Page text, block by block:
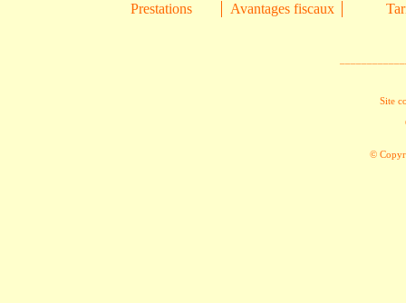
Prestations Avantages fiscaux
Site
©